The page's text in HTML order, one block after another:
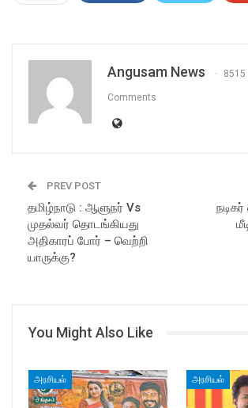
Angusam News 8515
Comments
PREV POST
தமிழ்நாடு : ஆளுநர் Vs
முதல்வர் தொடங்கியது
அதிகாரப் போர் – வெற்றி
யாருக்கு?
You Might Also Like
அரசியல் அரசியல்